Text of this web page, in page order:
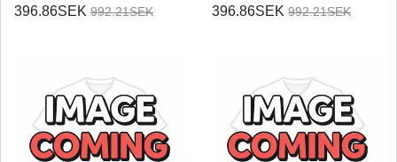
Damer VM 2026
396.86SEK 992.21SEK
VM 2026 Kortärmad
396.86SEK 992.21SEK